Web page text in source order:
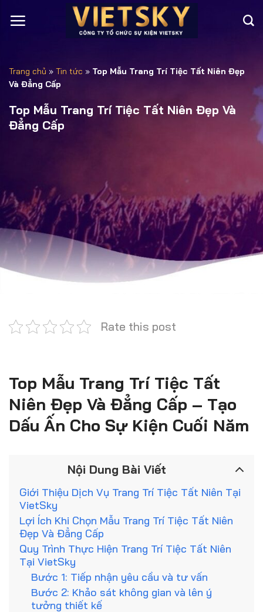
Trang chủ » Tin tức » Top Mẫu Trang Trí Tiệc Tất Niên Đẹp
Và Đẳng Cấp
Top Mẫu Trang Trí Tiệc Tất Niên Đẹp Và
Đẳng Cấp
Rate this post
Top Mẫu Trang Trí Tiệc Tất
Niên Đẹp Và Đẳng Cấp – Tạo
Dấu Ấn Cho Sự Kiện Cuối Năm
Nội Dung Bài Viết
Giới Thiệu Dịch Vụ Trang Trí Tiệc Tất Niên Tại
VietSky
Lợi Ích Khi Chọn Mẫu Trang Trí Tiệc Tất Niên
Đẹp Và Đẳng Cấp
Quy Trình Thực Hiện Trang Trí Tiệc Tất Niên
Tại VietSky
Bước 1: Tiếp nhận yêu cầu và tư vấn
Bước 2: Khảo sát không gian và lên ý
tưởng thiết kế